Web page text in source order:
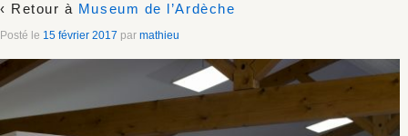
‹ Retour à Museum de l’Ardèche
Posté le 15 février 2017 par mathieu